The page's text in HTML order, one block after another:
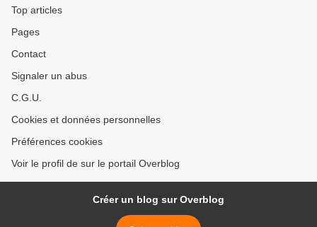
Top articles
Pages
Contact
Signaler un abus
C.G.U.
Cookies et données personnelles
Préférences cookies
Voir le profil de sur le portail Overblog
Créer un blog sur Overblog